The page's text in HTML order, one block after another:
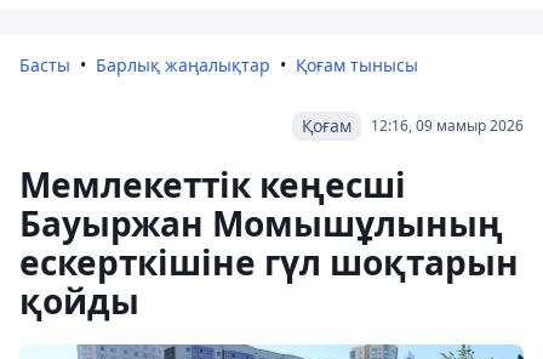
Басты Барлық жаңалықтар Қоғам тынысы
12:16, 09 мамыр 2026
Қоғам
Мемлекеттік кеңесші
Бауыржан Момышұлының
ескерткішіне гүл шоқтарын
қойды